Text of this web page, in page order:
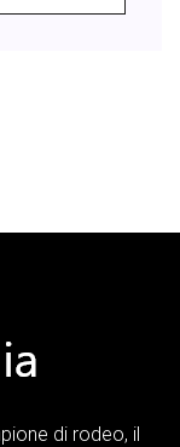
di rodeo, il